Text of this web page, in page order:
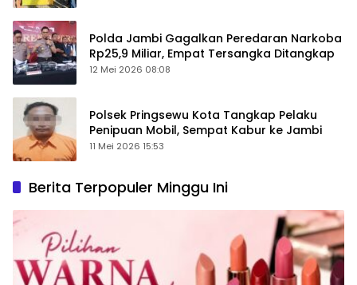
Polda Jambi Gagalkan Peredaran Narkoba
Rp25,9 Miliar, Empat Tersangka Ditangkap
12 Mei 2026 08:08
Polsek Pringsewu Kota Tangkap Pelaku
Penipuan Mobil, Sempat Kabur ke Jambi
11 Mei 2026 15:53
Berita Terpopuler Minggu Ini